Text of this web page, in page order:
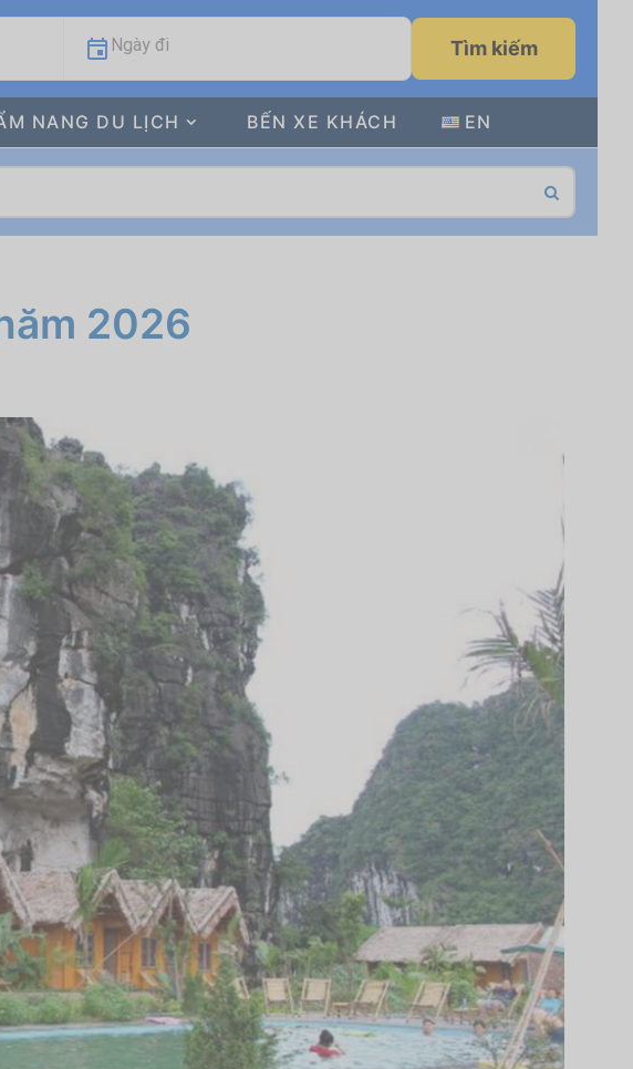
Ngày đi Tìm kiếm
NANG DU LỊCH BẾN XE KHÁCH EN
2026